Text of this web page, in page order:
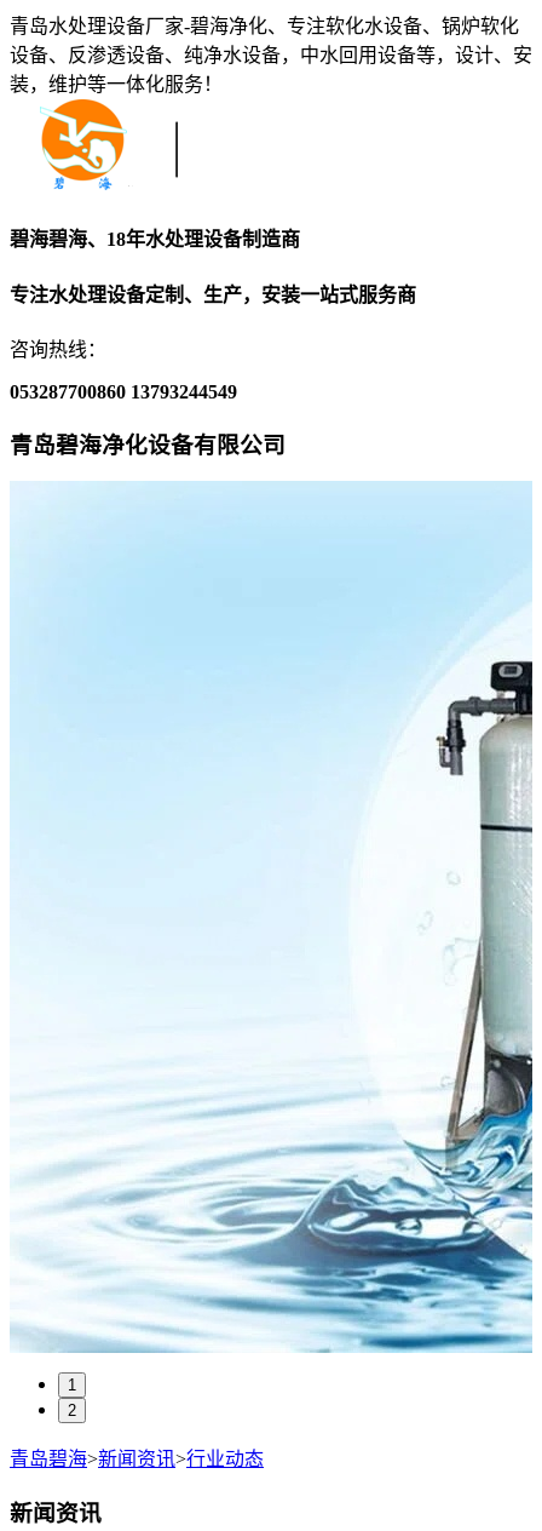
青岛水处理设备厂家-碧海净化、专注软化水设备、锅炉软化
设备、反渗透设备、纯净水设备，中水回用设备等，设计、安
装，维护等一体化服务！
碧海碧海、18年水处理设备制造商
专注水处理设备定制、生产，安装一站式服务商
咨询热线：
053287700860 13793244549
青岛碧海净化设备有限公司
1
2
青岛碧海>新闻资讯>行业动态
新闻资讯